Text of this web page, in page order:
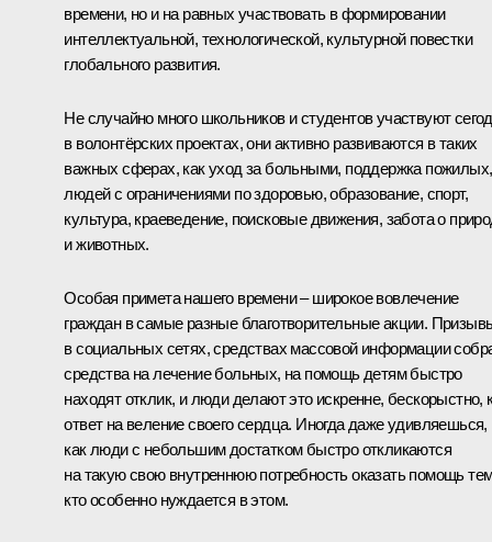
времени, но и на равных участвовать в формировании
интеллектуальной, технологической, культурной повестки
глобального развития.
Не случайно много школьников и студентов участвуют
в волонтёрских проектах, они активно развиваются в таких
важных сферах, как уход за больными, поддержка пожилых,
людей с ограничениями по здоровью, образование, спорт,
культура, краеведение, поисковые движения, забота о
и животных.
Особая примета нашего времени – широкое вовлечение
граждан в самые разные благотворительные акции.
в социальных сетях, средствах массовой информации
средства на лечение больных, на помощь детям быстро
находят отклик, и люди делают это искренне, бескорыстно,
ответ на веление своего сердца. Иногда даже удивляешься,
как люди с небольшим достатком быстро откликаются
на такую свою внутреннюю потребность оказать помощь
кто особенно нуждается в этом.